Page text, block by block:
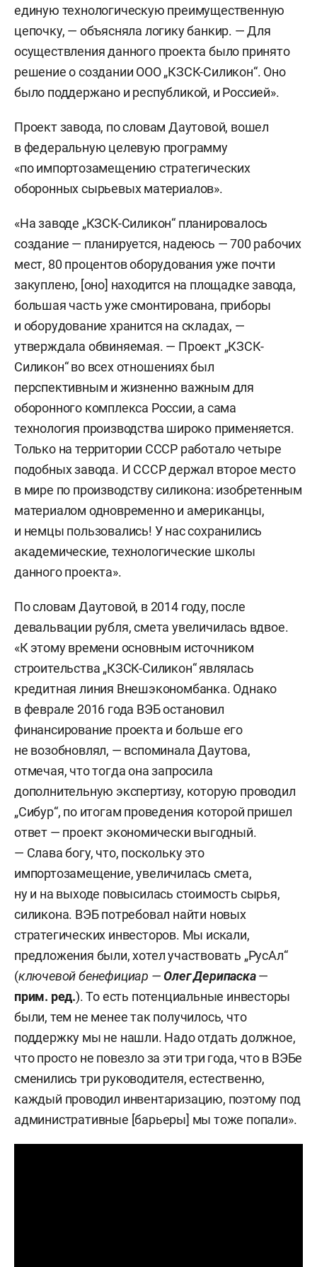
единую технологическую преимущественную
цепочку, — объясняла логику банкир. — Для
осуществления данного проекта было принято
решение о создании ООО „КЗСК-Силикон“. Оно
было поддержано и республикой, и Россией».
Проект завода, по словам Даутовой, вошел
в федеральную целевую программу
«по импортозамещению стратегических
оборонных сырьевых материалов».
«На заводе „КЗСК-Силикон“ планировалось
создание — планируется, надеюсь — 700 рабочих
мест, 80 процентов оборудования уже почти
закуплено, [оно] находится на площадке завода,
большая часть уже смонтирована, приборы
и оборудование хранится на складах, —
утверждала обвиняемая. — Проект „КЗСК-
Силикон“ во всех отношениях был
перспективным и жизненно важным для
оборонного комплекса России, а сама
технология производства широко применяется.
Только на территории СССР работало четыре
подобных завода. И СССР держал второе место
в мире по производству силикона: изобретенным
материалом одновременно и американцы,
и немцы пользовались! У нас сохранились
академические, технологические школы
данного проекта».
По словам Даутовой, в 2014 году, после
девальвации рубля, смета увеличилась вдвое.
«К этому времени основным источником
строительства „КЗСК-Силикон“ являлась
кредитная линия Внешэкономбанка. Однако
в феврале 2016 года ВЭБ остановил
финансирование проекта и больше его
не возобновлял, — вспоминала Даутова,
отмечая, что тогда она запросила
дополнительную экспертизу, которую проводил
„Сибур“, по итогам проведения которой пришел
ответ — проект экономически выгодный.
— Слава богу, что, поскольку это
импортозамещение, увеличилась смета,
ну и на выходе повысилась стоимость сырья,
силикона. ВЭБ потребовал найти новых
стратегических инвесторов. Мы искали,
предложения были, хотел участвовать „РусАл“
(ключевой бенефициар — Олег Дерипаска —
прим. ред.). То есть потенциальные инвесторы
были, тем не менее так получилось, что
поддержку мы не нашли. Надо отдать должное,
что просто не повезло за эти три года, что в ВЭБе
сменились три руководителя, естественно,
каждый проводил инвентаризацию, поэтому под
административные [барьеры] мы тоже попали».